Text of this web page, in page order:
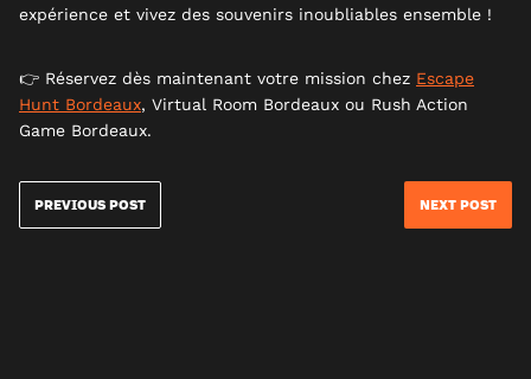
expérience et vivez des souvenirs inoubliables ensemble !
👉 Réservez dès maintenant votre mission chez Escape
Hunt Bordeaux, Virtual Room Bordeaux ou Rush Action
Game Bordeaux.
PREVIOUS POST NEXT POST